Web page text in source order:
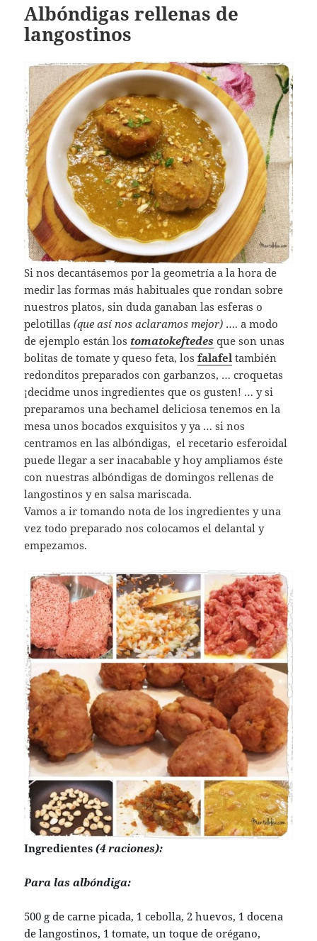
Albóndigas rellenas de
langostinos
Si nos decantásemos por la geometría a la hora de
medir las formas más habituales que rondan sobre
nuestros platos, sin duda ganaban las esferas o
pelotillas(que así nos aclaramos mejor) …. a modo
de ejemplo están los tomatokeftedes que son unas
bolitas de tomate y queso feta, losfalafel también
redonditos preparados con garbanzos, … croquetas
¡decidme unos ingredientes que os gusten! … y si
preparamos una bechamel deliciosa tenemos en la
mesa unos bocados exquisitos y ya … si nos
centramos en las albóndigas, el recetario esferoidal
puede llegar a ser inacabable y hoy ampliamos éste
con nuestras albóndigas de domingos rellenas de
langostinos y en salsa mariscada.
Vamos a ir tomando nota de los ingredientes y una
vez todo preparado nos colocamos el delantal y
empezamos.
Ingredientes (4 raciones):
Para las albóndiga:
500 g de carne picada, 1 cebolla, 2 huevos, 1 docena
de langostinos, 1 tomate, un toque de orégano,